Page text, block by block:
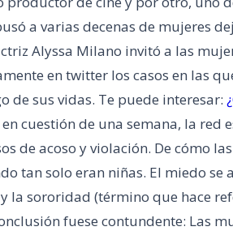
a varias decenas de mujeres
Alyssa Milano invitó a las
en twitter los casos en las
de sus vidas. Te puede interesar:
cuestión de una semana, la red
de acoso y violación. De cómo
tan solo eran niñas. El miedo
la sororidad (término que hace
fuese contundente: Las